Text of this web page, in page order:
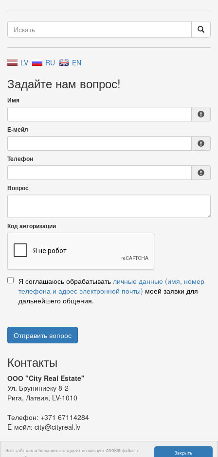
Закрыть
Этот сайт как и большинство других использует cookie-файлы с
LV RU EN
Задайте нам вопрос!
Имя
Е-мейл
Телефон
Вопрос
Код авторизации
Я соглашаюсь обрабатывать личные данные (имя, номер
телефона и адрес электронной почты) моей заявки для
дальнейшего общения.
Отправить вопрос
Контакты
ООО "City Real Estate"
Ул. Бруниниеку 8-2
Рига, Латвия, LV-1010
Телефон: +371 67114284
E-мейл: city@cityreal.lv